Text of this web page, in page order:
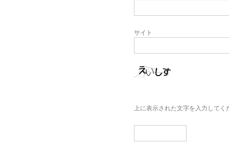
サイト
上に表示された文字を入力してく